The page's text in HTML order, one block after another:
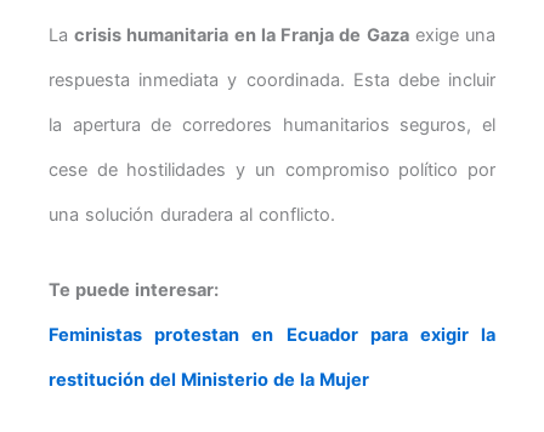
Lacrisis humanitaria en la Franja de Gazaexige una
respuesta inmediata y coordinada. Esta debe incluir
la apertura de corredores humanitarios seguros, el
cese de hostilidades y un compromiso político por
una solución duradera al conflicto.
Te puede interesar:
Feministas protestan en Ecuador para exigir la
restitución del Ministerio de la Mujer